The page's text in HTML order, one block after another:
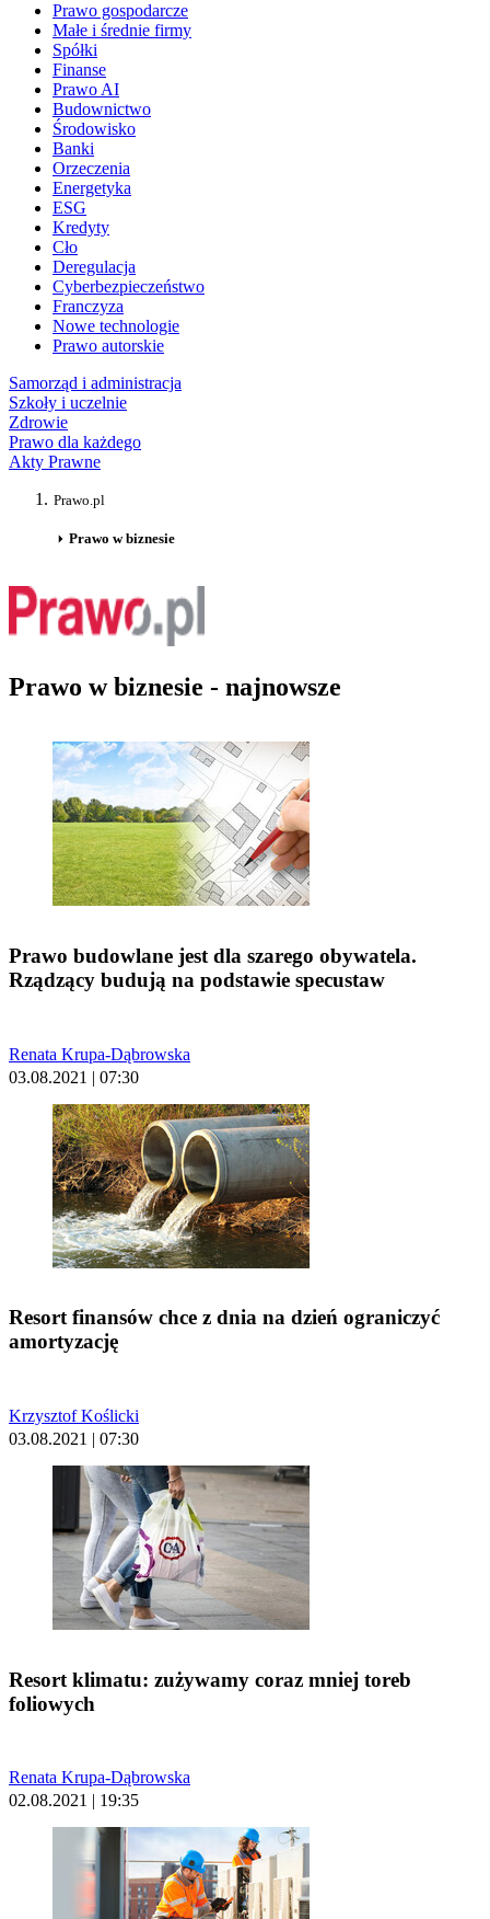
Prawo gospodarcze
Małe i średnie firmy
Spółki
Finanse
Prawo AI
Budownictwo
Środowisko
Banki
Orzeczenia
Energetyka
ESG
Kredyty
Cło
Deregulacja
Cyberbezpieczeństwo
Franczyza
Nowe technologie
Prawo autorskie
Samorząd i administracja
Szkoły i uczelnie
Zdrowie
Prawo dla każdego
Akty Prawne
Prawo.pl
Prawo w biznesie
Prawo w biznesie - najnowsze
Prawo budowlane jest dla szarego obywatela.
Rządzący budują na podstawie specustaw
Renata Krupa-Dąbrowska
03.08.2021 | 07:30
Resort finansów chce z dnia na dzień ograniczyć
amortyzację
Krzysztof Koślicki
03.08.2021 | 07:30
Resort klimatu: zużywamy coraz mniej toreb
foliowych
Renata Krupa-Dąbrowska
02.08.2021 | 19:35